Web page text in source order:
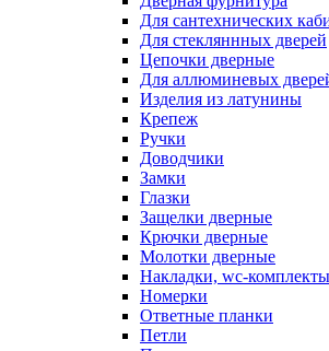
Для сантехнических
Для стекляннных дверей
Цепочки дверные
Для аллюминевых
Изделия из латунины
Крепеж
Ручки
Доводчики
Замки
Глазки
Защелки дверные
Крючки дверные
Молотки дверные
Накладки, wc-комплекты
Номерки
Ответные планки
Петли